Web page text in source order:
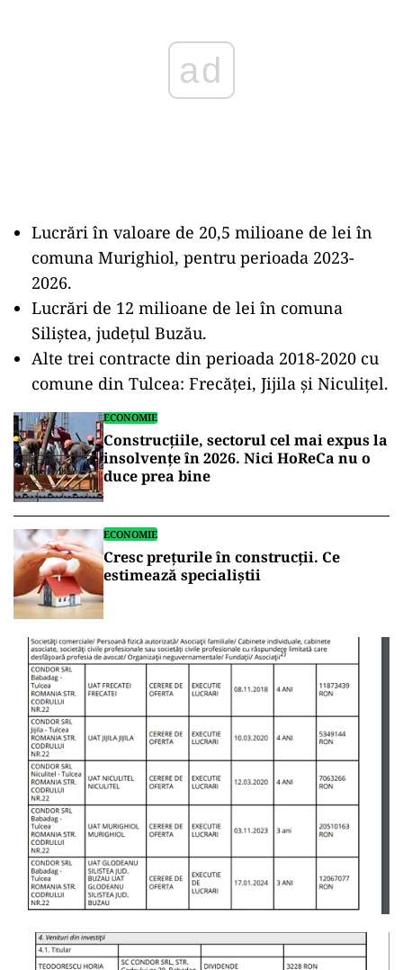
ad
Lucrări în valoare de 20,5 milioane de lei în
comuna Murighiol, pentru perioada 2023-
2026.
Lucrări de 12 milioane de lei în comuna
Siliștea, județul Buzău.
Alte trei contracte din perioada 2018-2020 cu
comune din Tulcea: Frecăței, Jijila și Niculițel.
ECONOMIE
Construcțiile, sectorul cel mai expus la
insolvențe în 2026. Nici HoReCa nu o
duce prea bine
ECONOMIE
Cresc preţurile în construcții. Ce
estimează specialiștii